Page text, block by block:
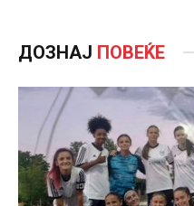
ДОЗНАЈ ПОВЕЌЕ